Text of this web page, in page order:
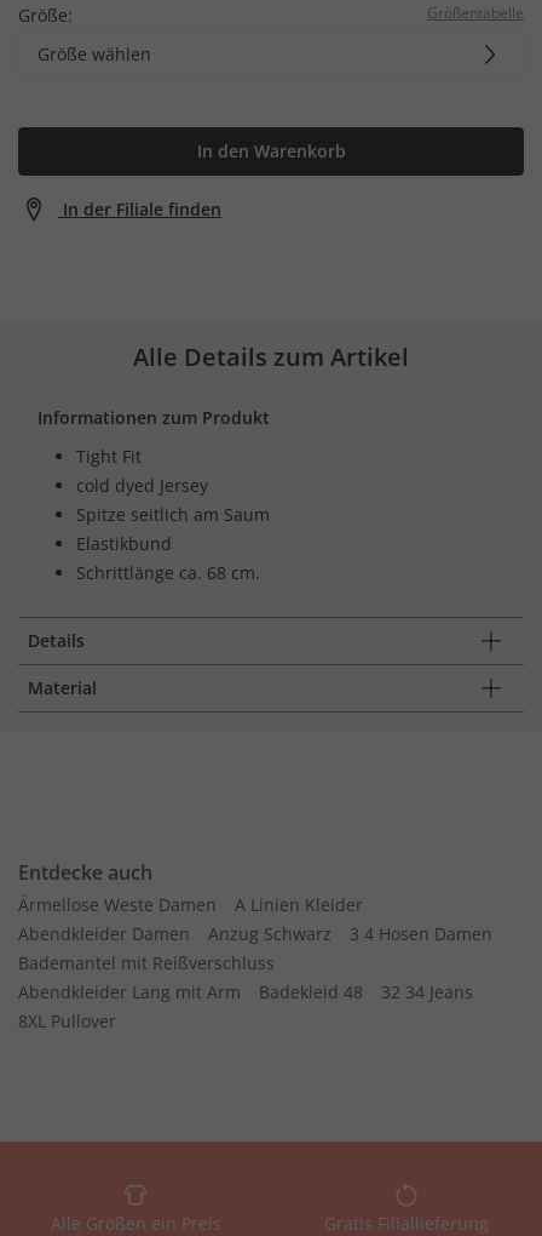
Größe: Größentabelle
Größe wählen
In den Warenkorb
In der Filiale finden
Alle Details zum Artikel
Informationen zum Produkt
Tight Fit
cold dyed Jersey
Spitze seitlich am Saum
Elastikbund
Schrittlänge ca. 68 cm.
Details
Material
Entdecke auch
Ärmellose Weste Damen
A Linien Kleider
Abendkleider Damen
Anzug Schwarz
3 4 Hosen Damen
Bademantel mit Reißverschluss
Abendkleider Lang mit Arm
Badekleid 48
32 34 Jeans
8XL Pullover
Alle Größen ein Preis Gratis Filiallieferung